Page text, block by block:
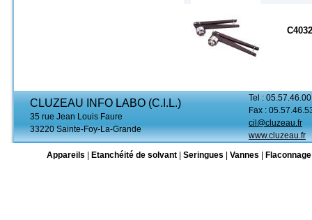
CLUZEAU INFO LABO (C.I.L.)
35 rue Jean Louis Faure
33220 Sainte-Foy-La-Grande
Tel :
Fax :
cil@cluzeau.fr
www.cluzeau.fr
Appareils
Etanchéité de solvant Seringues Vannes Flaconnage